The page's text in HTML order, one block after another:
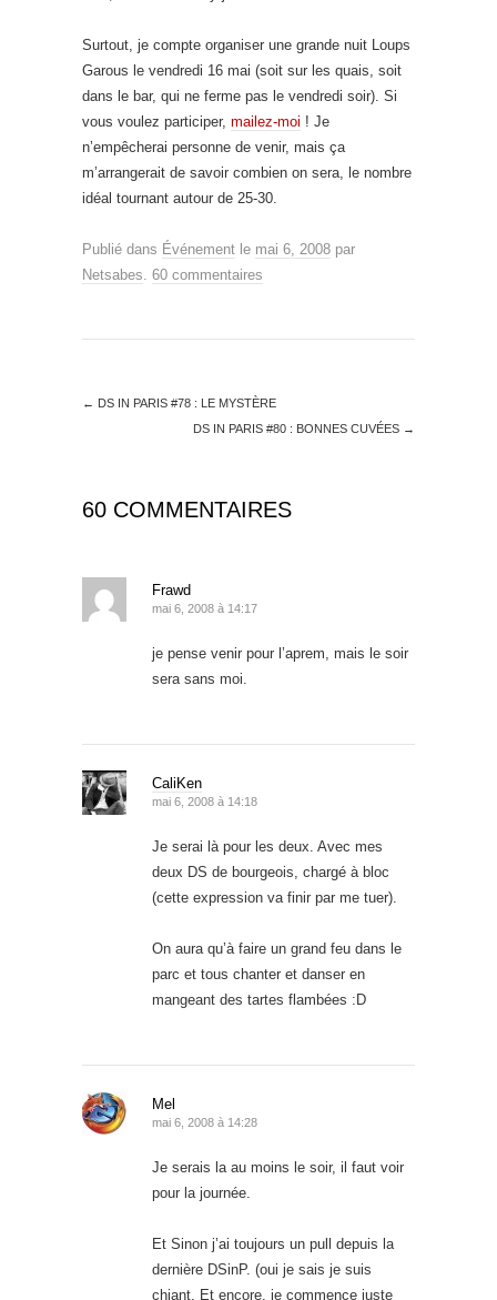
Surtout, je compte organiser une grande nuit Loups
Garous le vendredi 16 mai (soit sur les quais, soit
dans le bar, qui ne ferme pas le vendredi soir). Si
vous voulez participer, mailez-moi ! Je
n’empêcherai personne de venir, mais ça
m’arrangerait de savoir combien on sera, le nombre
idéal tournant autour de 25-30.
Publié dans Événement le mai 6, 2008 par
Netsabes 60 commentaires
← DS IN PARIS #78 : LE MYSTÈRE
DS IN PARIS #80 : BONNES CUVÉES →
60 COMMENTAIRES
Frawd
mai 6, 2008 à 14:17
je pense venir pour l’aprem, mais le soir
sera sans moi.
CaliKen
mai 6, 2008 à 14:18
Je serai là pour les deux. Avec mes
deux DS de bourgeois, chargé à bloc
(cette expression va finir par me tuer).
On aura qu’à faire un grand feu dans le
parc et tous chanter et danser en
mangeant des tartes flambées :D
Mel
mai 6, 2008 à 14:28
Je serais la au moins le soir, il faut voir
pour la journée.
Et Sinon j’ai toujours un pull depuis la
dernière DSinP. (oui je sais je suis
chiant. Et encore, je commence juste